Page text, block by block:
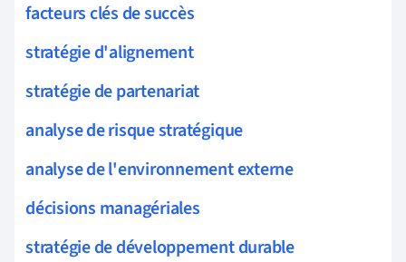
facteurs clés de succès
stratégie d'alignement
stratégie de partenariat
analyse de risque stratégique
analyse de l'environnement externe
décisions managériales
stratégie de développement durable